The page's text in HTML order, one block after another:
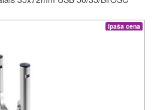
īpaša cena